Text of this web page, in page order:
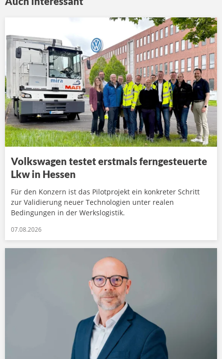
Volkswagen testet erstmals ferngesteuerte
Lkw in Hessen
Für den Konzern ist das Pilotprojekt ein konkreter Schritt
zur Validierung neuer Technologien unter realen
Bedingungen in der Werkslogistik.
07.08.2026